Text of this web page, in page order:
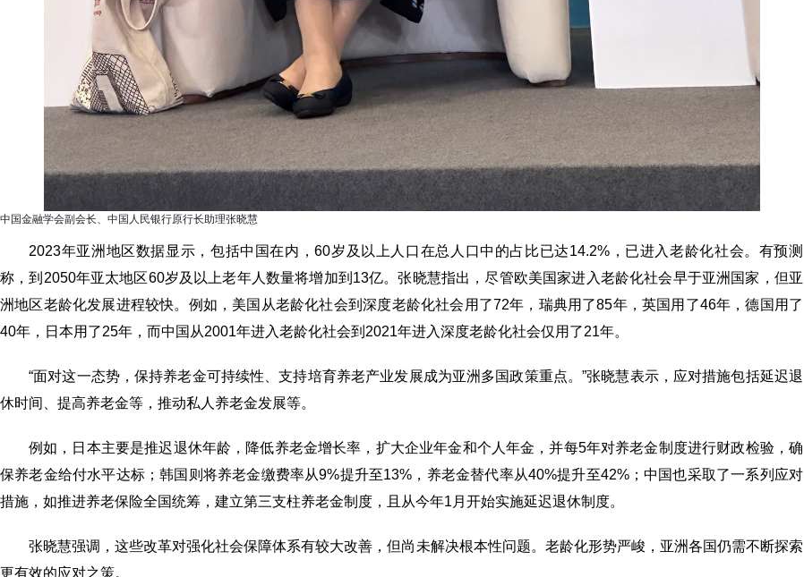
中国金融学会副会长、中国人民银行原行长助理张晓慧
2023年亚洲地区数据显示，包括中国在内，60岁及以上人口在总人口中的占比已达14.2%，已进入老龄化社会。有预测
称，到2050年亚太地区60岁及以上老年人数量将增加到13亿。张晓慧指出，尽管欧美国家进入老龄化社会早于亚洲国家，但亚
洲地区老龄化发展进程较快。例如，美国从老龄化社会到深度老龄化社会用了72年，瑞典用了85年，英国用了46年，德国用了
40年，日本用了25年，而中国从2001年进入老龄化社会到2021年进入深度老龄化社会仅用了21年。
“面对这一态势，保持养老金可持续性、支持培育养老产业发展成为亚洲多国政策重点。”张晓慧表示，应对措施包括延迟退
休时间、提高养老金等，推动私人养老金发展等。
例如，日本主要是推迟退休年龄，降低养老金增长率，扩大企业年金和个人年金，并每5年对养老金制度进行财政检验，确
保养老金给付水平达标；韩国则将养老金缴费率从9%提升至13%，养老金替代率从40%提升至42%；中国也采取了一系列应对
措施，如推进养老保险全国统筹，建立第三支柱养老金制度，且从今年1月开始实施延迟退休制度。
张晓慧强调，这些改革对强化社会保障体系有较大改善，但尚未解决根本性问题。老龄化形势严峻，亚洲各国仍需不断探索
更有效的应对之策。